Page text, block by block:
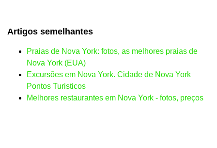
Artigos semelhantes
Praias de Nova York: fotos, as melhores praias de
Nova York (EUA)
Excursões em Nova York. Cidade de Nova York
Pontos Turisticos
Melhores restaurantes em Nova York - fotos, preços